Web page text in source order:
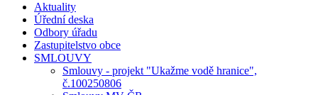
Aktuality
Úřední deska
Odbory úřadu
Zastupitelstvo obce
SMLOUVY
Smlouvy - projekt "Ukažme vodě hranice",
č.100250806